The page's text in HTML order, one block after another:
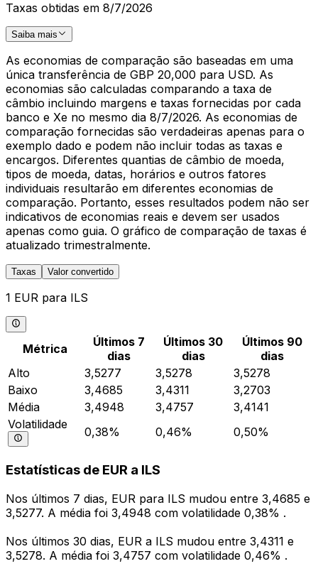
Taxas obtidas em 8/7/2026
Saiba mais
As economias de comparação são baseadas em uma
única transferência de GBP 20,000 para USD. As
economias são calculadas comparando a taxa de
câmbio incluindo margens e taxas fornecidas por cada
banco e Xe no mesmo dia 8/7/2026. As economias de
comparação fornecidas são verdadeiras apenas para o
exemplo dado e podem não incluir todas as taxas e
encargos. Diferentes quantias de câmbio de moeda,
tipos de moeda, datas, horários e outros fatores
individuais resultarão em diferentes economias de
comparação. Portanto, esses resultados podem não ser
indicativos de economias reais e devem ser usados
apenas como guia. O gráfico de comparação de taxas é
atualizado trimestralmente.
Taxas Valor convertido
1 EUR para ILS
Métrica
Últimos 7
dias
Últimos 30
dias
Últimos 90
dias
Alto
3,5277 3,5278
3,5278
Baixo
3,4685 3,4311
3,2703
Média
3,4948 3,4757
3,4141
Volatilidade
0,38% 0,46% 0,50%
Estatísticas de EUR a ILS
Nos últimos 7 dias, EUR para ILS mudou entre 3,4685 e
3,5277. A média foi 3,4948 com volatilidade 0,38% .
Nos últimos 30 dias, EUR a ILS mudou entre 3,4311 e
3,5278. A média foi 3,4757 com volatilidade 0,46% .